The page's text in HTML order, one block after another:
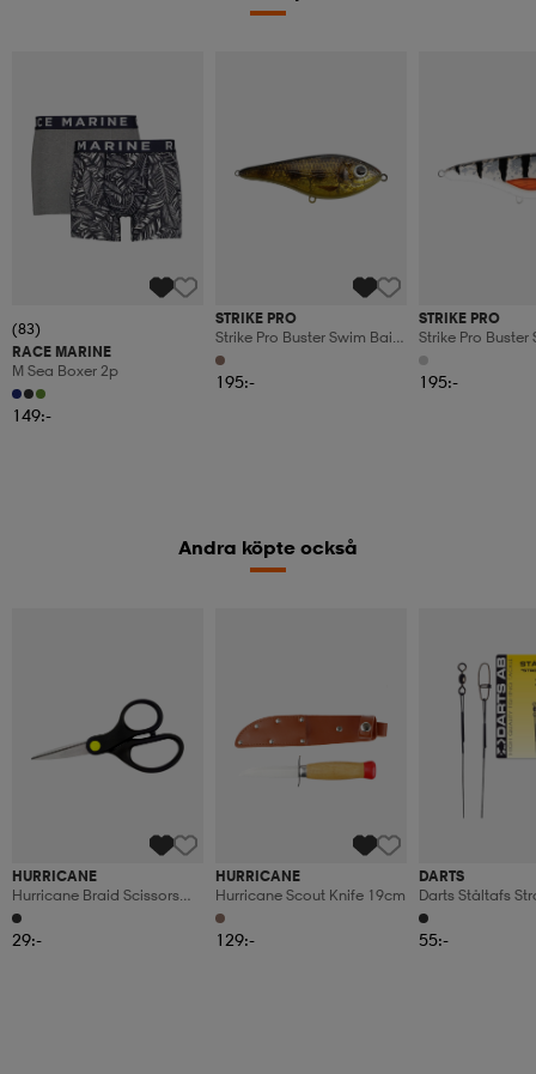
(83)
RACE MARINE
M Sea Boxer 2p
149:-
STRIKE PRO
Strike Pro Buster Swim Bait,
Slow Sink, 13cm, 65g -
Spotted Bullhead
195:-
STRIKE PRO
Strike Pro Buster
Slow Sink, 13cm,
Koi
195:-
Andra köpte också
HURRICANE
Hurricane Braid Scissors
13cm
29:-
HURRICANE
Hurricane Scout Knife 19cm
129:-
DARTS
Darts Ståltafs
15cm
55:-